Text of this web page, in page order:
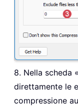
8. Nella scheda
direttamente le
compressione